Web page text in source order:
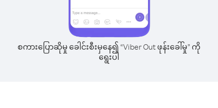
စကားပြောဆိုမှု ခေါင်းစီးမှနေ၍ “Viber Out ဖုန်းခေါ်မှု” ကို
ရွေးပါ